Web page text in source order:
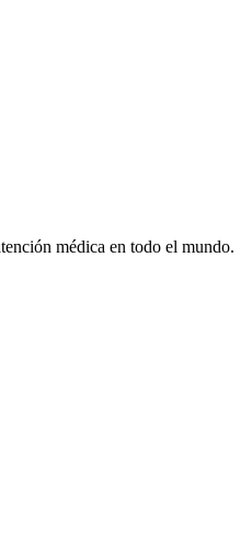
médica en todo el mundo.